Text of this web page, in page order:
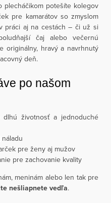
plecháčikom potešíte kolegov
pre kamarátov so zmyslom
práci aj na cestách – či už si
čaj alebo večernú
originálny, hravý a navrhnutý
deň.
po našom
dlhú životnosť a jednoduché
pre ženy aj mužov
pre zachovanie kvality
meninám alebo len tak pre
nešliapnete vedľa.